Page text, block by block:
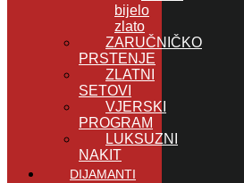
bijelo
zlato
ZARUČNIČKO
PRSTENJE
ZLATNI
SETOVI
VJERSKI
PROGRAM
LUKSUZNI
NAKIT
DIJAMANTI